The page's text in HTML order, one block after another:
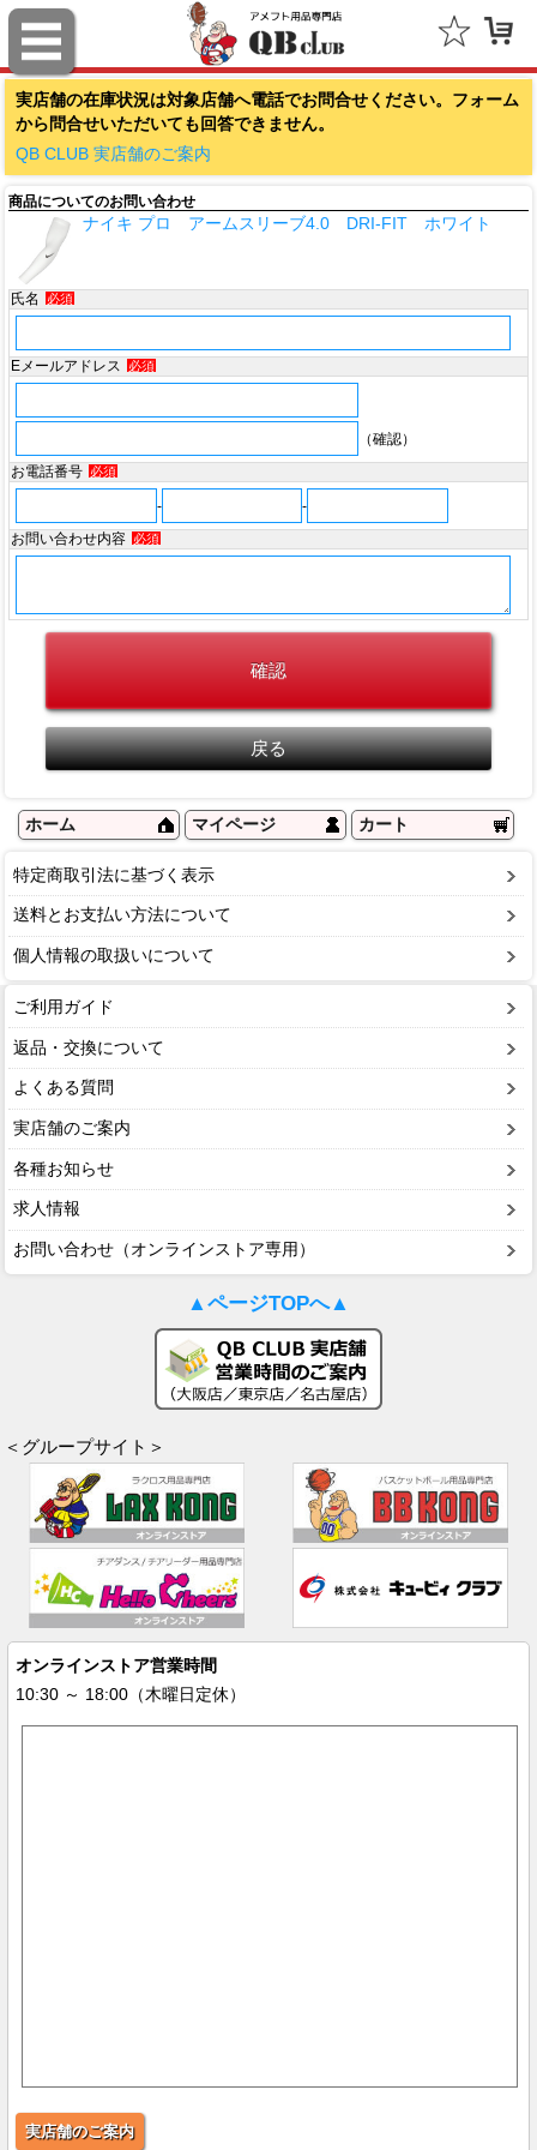
実店舗の在庫状況は対象店舗へ電話でお問合せください。フォーム
から問合せいただいても回答できません。
QB CLUB 実店舗のご案内
商品についてのお問い合わせ
ナイキ プロ アームスリーブ4.0 DRI-FIT ホワイト
氏名 必須
Eメールアドレス 必須
（確認）
お電話番号 必須
-
-
お問い合わせ内容 必須
ホーム マイページ カート
特定商取引法に基づく表示
送料とお支払い方法について
個人情報の取扱いについて
ご利用ガイド
返品・交換について
よくある質問
実店舗のご案内
各種お知らせ
求人情報
お問い合わせ（オンラインストア専用）
▲ページTOPへ▲
＜グループサイト＞
オンラインストア営業時間
10:30 ～ 18:00（木曜日定休）
実店舗のご案内
ファナティクス（Fanatics）
アウトドアキャップ（Outdoor Cap Company）
スポルディング（SPALDING）
ミッチェル＆ネス（Mitchell & Ness）
ポータフォン（PORTAPHONE）
ギルマンギア（Gilman Gear）
サムプロ（ThumbPRO）